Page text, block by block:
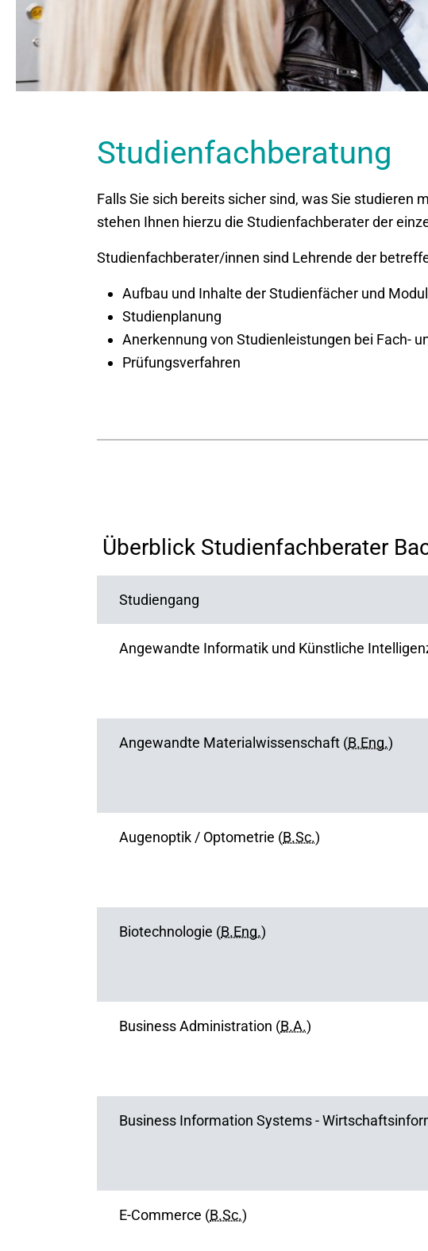
Studienfachberatung
Falls Sie sich bereits sicher sind, was Sie studieren
stehen Ihnen hierzu die Studienfachberater der
Studienfachberater/innen sind Lehrende der
Aufbau und Inhalte der Studienfächer und
Studienplanung
Anerkennung von Studienleistungen bei Fach-
Prüfungsverfahren
​Überblick Studienfachberater
Studiengang
Angewandte Informatik und Künstliche
Angewandte Materialwissenschaft (B.Eng.)
Augenoptik / Optometrie (B.Sc.)
Biotechnologie (B.Eng.)
Business Administration (B.A.)
Business Information Systems -
E-Commerce (B.Sc.)